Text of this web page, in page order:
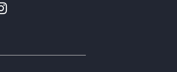
Instagram